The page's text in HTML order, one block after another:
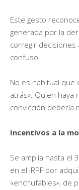
Este gesto
generada por la
corregir
confuso.
No es habitual que
atrás». Quien haya
convicción debería
Incentivos a la
Se amplía hasta el
en el IRPF por
«enchufables», de